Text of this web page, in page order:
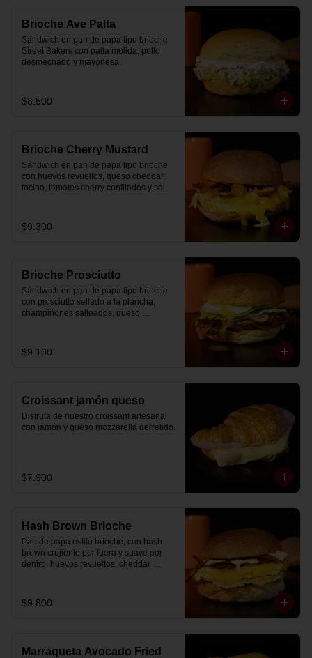
Brioche Ave Palta
Sándwich en pan de papa tipo brioche
Street Bakers con palta molida, pollo
desmechado y mayonesa.
$8.500
Brioche Cherry Mustard
Sándwich en pan de papa tipo brioche
con huevos revueltos, queso cheddar,
tocino, tomates cherry confitados y salsa
$9.300
Brioche Prosciutto
Sándwich en pan de papa tipo brioche
con prosciutto sellado a la plancha,
champiñones salteados, queso
$9.100
Croissant jamón queso
Disfruta de nuestro croissant artesanal
con jamón y queso mozzarella derretido.
$7.900
Hash Brown Brioche
Pan de papa estilo brioche, con hash
brown crujiente por fuera y suave por
dentro, huevos revueltos, cheddar
partir el día en modo desayuno buffet.
$9.800
Marraqueta Avocado Fried